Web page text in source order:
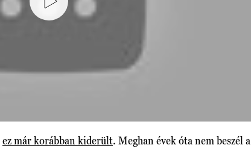
ez már korábban kiderült. Meghan évek óta nem beszél a